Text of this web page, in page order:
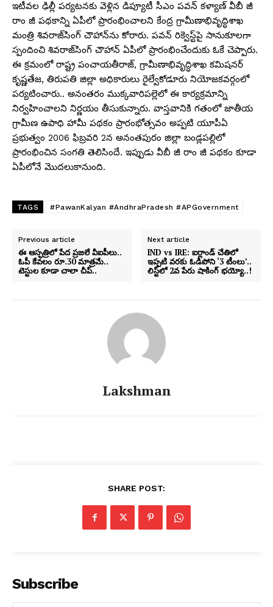
ఇటీవల ఢిల్లీ పర్యటనకు వెళ్లిన డిప్యూటీ సీఎం పవన్ కళ్యాణ్ వీబీ జీ
రాం జీ పథకాన్ని ఏపీలో ప్రారంభించాలని కేంద్ర గ్రామీణాభివృద్ధిశాఖ
మంత్రి శివరాజ్‌సింగ్‌ చౌహాన్‌ను కోరారు. పవన్ రిక్వెస్ట్‌పై సానుకూలగా
స్పందించి శివరాజ్‌సింగ్ చౌహాన్ ఏపీలో ప్రారంభించేందుకు ఓకే చెప్పారు.
ఈ క్రమంలో రాష్ట్ర పంచాయతీరాజ్, గ్రామీణాభివృద్ధిశాఖ కమిషనర్‌
కృష్ణతేజ, తిరుపతి జిల్లా అధికారులు రైల్వేకోడూరు నియోజకవర్గంలో
పర్యటించారు.. అనంతరం ముక్కవారిపల్లెలో ఈ కార్యక్రమాన్ని
నిర్వహించాలని నిర్ణయం తీసుకున్నారు. వాస్తవానికి గతంలో జాతీయ
గ్రామీణ ఉపాధి హామీ పథకం ప్రారంభోత్సవం అప్పటి యూపీఏ
ప్రభుత్వం 2006 ఫిబ్రవరి 2న అనంతపురం జిల్లా బండ్లపల్లిలో
ప్రారంభించిన సంగతి తెలిసిందే. ఇప్పుడు వీబీ జీ రాం జీ పథకం కూడా
ఏపీలోనే మొదలుకానుంది.
TAGS #PawanKalyan #AndhraPradesh #APGovernment
Previous article
ఈ ఆస్పత్రిలో పేద ప్రజలే వీఐపీలు..
ఓపీ కేవలం రూ.30 మాత్రమే..
టెస్టుల కూడా చాలా చీప్..
Next article
IND vs IRE: ఐర్లాండ్ చేతిలో
ఇప్పటి వరకు ఓడిపోని ‘3 టీంలు’..
లిస్ట్‌లో 2వ పేరు షాకింగ్ భయ్యో..!
Lakshman
SHARE POST:
Subscribe